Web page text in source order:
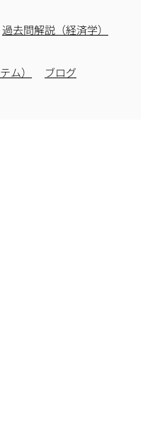
過去問解説（経済学）
ム）
ブログ